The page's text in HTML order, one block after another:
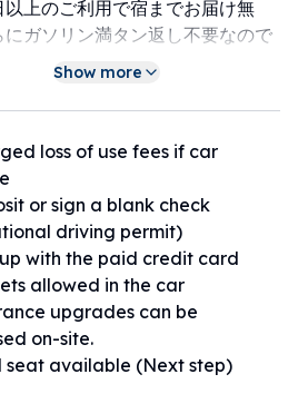
的住宿地點，不需要到店等待或處
馬上開啟旅程。
可享有「免費送車到住宿處」服
アには、車があれば行ける隠れた
よく知る私たちが、皆さまの旅を
。
てくれるような安心感」を、ぜひ
以上のご利用で宿までお届け無
にガソリン満タン返し不要なので
便利です。
はじまりから終わりまで快適に過
ただけるよう心を込めてサポート
。
名古屋・愛知の旅が素敵な思い出
すように！
】
們是 Direct Stay Rentacar。
夜以上即可享免費送車服務，而且
用加滿油，真的很便利！
只送車，更送安心」為理念，用
位旅客，讓您的旅程從開始到結束
Show more
loss of use fees if car
or sign a blank check
driving permit)
with the paid credit card
allowed in the car
upgrades can be
on-site.
seat available (Next step)